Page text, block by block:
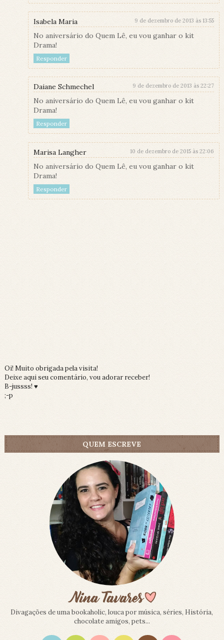
Isabela Maria 9 de dezembro de 2013 às 13:55
No aniversário do Quem Lê, eu vou ganhar o kit
Drama!
Responder
Daiane Schmechel 9 de dezembro de 2013 às 22:27
No aniversário do Quem Lê, eu vou ganhar o kit
Drama!
Responder
Marisa Langher 10 de dezembro de 2015 às 22:06
No aniversário do Quem Lê, eu vou ganhar o kit
Drama!
Responder
Oi! Muito obrigada pela visita!
Deixe aqui seu comentário, vou adorar receber!
B-jussss! ♥
;-p
QUEM ESCREVE
Divagações de uma bookaholic, louca por música, séries, História,
chocolate amigos, pets...